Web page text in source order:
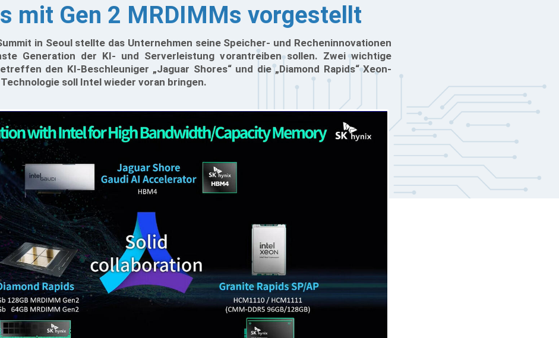
mit Gen 2 MRDIMMs vorgestellt
in Seoul stellte das Unternehmen seine Speicher- und Recheninnovationen
Generation der KI- und Serverleistung vorantreiben sollen. Zwei wichtige
den KI-Beschleuniger „Jaguar Shores“ und die „Diamond Rapids“ Xeon-
soll Intel wieder voran bringen.